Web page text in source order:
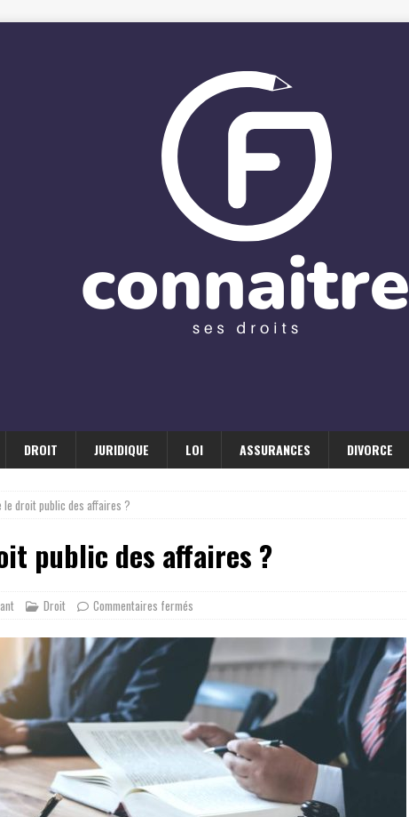
DROIT JURIDIQUE LOI ASSURANCES DIVORCE
le droit public des affaires ?
public des affaires ?
Droit Commentaires fermés